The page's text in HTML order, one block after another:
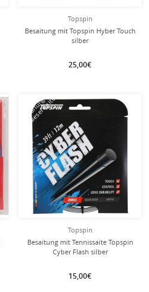
Topspin
Besaitung mit Topspin Hyber Touch
silber
25,00€
Topspin
Besaitung mit Tennissaite Topspin
Cyber Flash silber
15,00€
Besaitung
mit dieser Saite